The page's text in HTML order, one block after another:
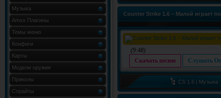
Музыка
Amxx Плагины
Темы меню
Конфиги
Карты
Модели оружия
Приколы
Спрайты
Counter Strike 1.6 – Малой играет
(9:48)
Скачать песню
Слушать
CS 1.6 | Музыка